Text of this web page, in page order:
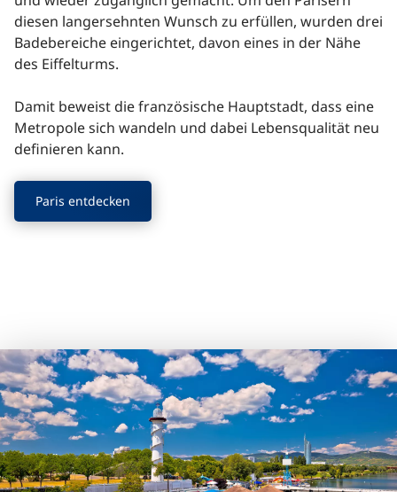
diesen langersehnten Wunsch zu erfüllen, wurden drei
Badebereiche eingerichtet, davon eines in der Nähe
des Eiffelturms.
Damit beweist die französische Hauptstadt, dass eine
Metropole sich wandeln und dabei Lebensqualität neu
definieren kann.
Paris entdecken